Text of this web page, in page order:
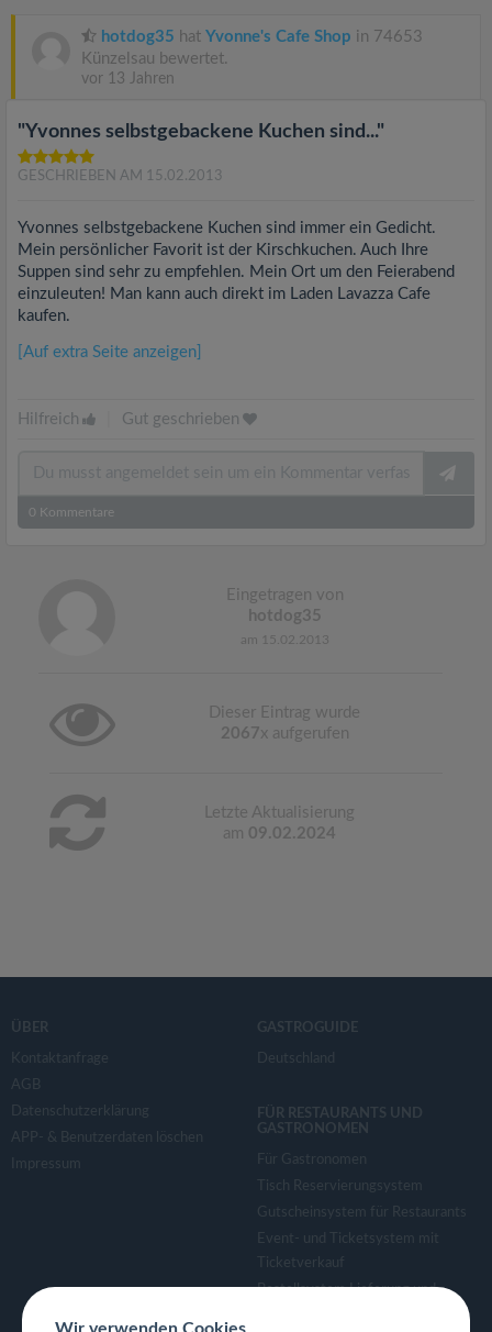
hotdog35 hat Yvonne's Cafe Shop in 74653
Künzelsau bewertet.
vor 13 Jahren
"Yvonnes selbstgebackene Kuchen sind..."
GESCHRIEBEN AM 15.02.2013
Yvonnes selbstgebackene Kuchen sind immer ein Gedicht.
Mein persönlicher Favorit ist der Kirschkuchen. Auch Ihre
Suppen sind sehr zu empfehlen. Mein Ort um den Feierabend
einzuleuten! Man kann auch direkt im Laden Lavazza Cafe
kaufen.
[Auf extra Seite anzeigen]
Hilfreich Gut geschrieben
0 Kommentare
Eingetragen von
hotdog35
am 15.02.2013
Dieser Eintrag wurde
2067x aufgerufen
Letzte Aktualisierung
am 09.02.2024
ÜBER
Kontaktanfrage
AGB
Datenschutzerklärung
APP- & Benutzerdaten löschen
Impressum
GASTROGUIDE
Deutschland
FÜR RESTAURANTS UND
GASTRONOMEN
Für Gastronomen
Tisch Reservierungsystem
Gutscheinsystem für Restaurants
Event- und Ticketsystem mit
Ticketverkauf
Bestellsystem Lieferung und